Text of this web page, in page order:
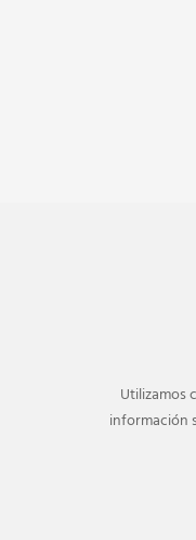
Utilizamos
información